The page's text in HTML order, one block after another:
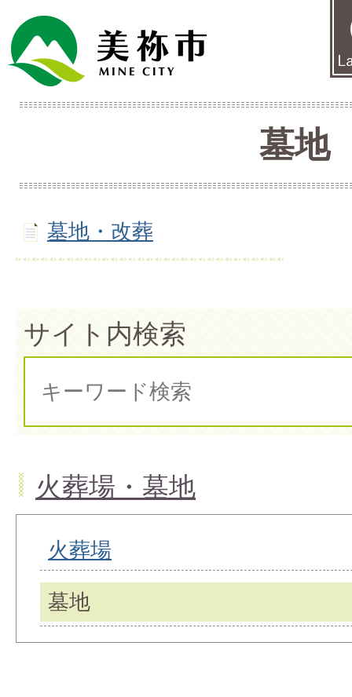
墓地
墓地・改葬
サイト内検索
火葬場・墓地
火葬場
墓地